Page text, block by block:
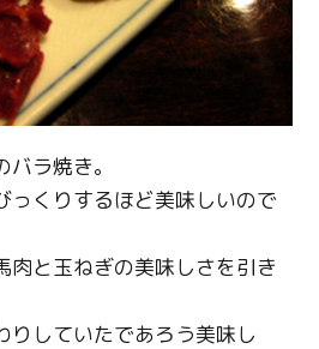
ラ焼き。
っくりするほど美味しいので
肉と玉ねぎの美味しさを引き
りしていたであろう美味し